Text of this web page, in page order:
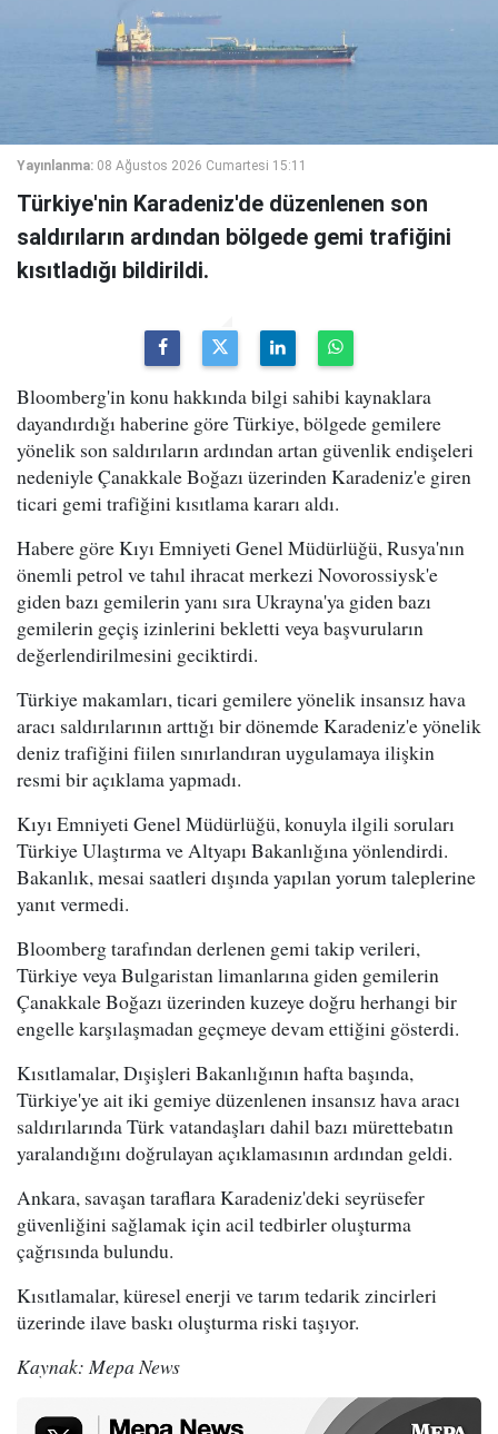
Yayınlanma: 08 Ağustos 2026 Cumartesi 15:11
Türkiye'nin Karadeniz'de düzenlenen son
saldırıların ardından bölgede gemi trafiğini
kısıtladığı bildirildi.
Bloomberg'in konu hakkında bilgi sahibi kaynaklara
dayandırdığı haberine göre Türkiye, bölgede gemilere
yönelik son saldırıların ardından artan güvenlik endişeleri
nedeniyle Çanakkale Boğazı üzerinden Karadeniz'e giren
ticari gemi trafiğini kısıtlama kararı aldı.
Habere göre Kıyı Emniyeti Genel Müdürlüğü, Rusya'nın
önemli petrol ve tahıl ihracat merkezi Novorossiysk'e
giden bazı gemilerin yanı sıra Ukrayna'ya giden bazı
gemilerin geçiş izinlerini bekletti veya başvuruların
değerlendirilmesini geciktirdi.
Türkiye makamları, ticari gemilere yönelik insansız hava
aracı saldırılarının arttığı bir dönemde Karadeniz'e yönelik
deniz trafiğini fiilen sınırlandıran uygulamaya ilişkin
resmi bir açıklama yapmadı.
Kıyı Emniyeti Genel Müdürlüğü, konuyla ilgili soruları
Türkiye Ulaştırma ve Altyapı Bakanlığına yönlendirdi.
Bakanlık, mesai saatleri dışında yapılan yorum taleplerine
yanıt vermedi.
Bloomberg tarafından derlenen gemi takip verileri,
Türkiye veya Bulgaristan limanlarına giden gemilerin
Çanakkale Boğazı üzerinden kuzeye doğru herhangi bir
engelle karşılaşmadan geçmeye devam ettiğini gösterdi.
Kısıtlamalar, Dışişleri Bakanlığının hafta başında,
Türkiye'ye ait iki gemiye düzenlenen insansız hava aracı
saldırılarında Türk vatandaşları dahil bazı mürettebatın
yaralandığını doğrulayan açıklamasının ardından geldi.
Ankara, savaşan taraflara Karadeniz'deki seyrüsefer
güvenliğini sağlamak için acil tedbirler oluşturma
çağrısında bulundu.
Kısıtlamalar, küresel enerji ve tarım tedarik zincirleri
üzerinde ilave baskı oluşturma riski taşıyor.
Kaynak: Mepa News